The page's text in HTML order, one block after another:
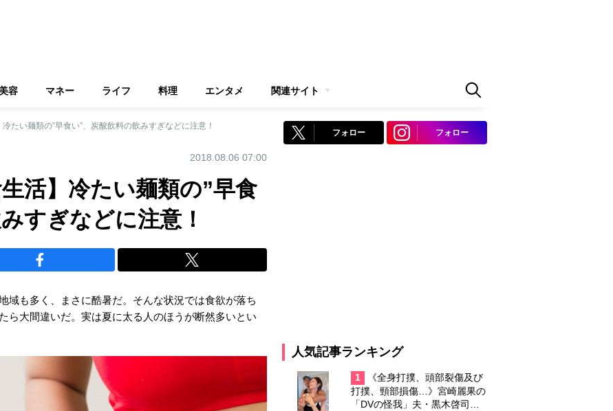
容 マネー ライフ 料理 エンタメ 関連サイト
冷たい麺類の”早食い”、炭酸飲料の飲みすぎなどに注意！
2018.08.06 07:00
活】冷たい麺類の”早食
すぎなどに注意！
域も多く、まさに酷暑だ。そんな状況では食欲が落ち
大間違いだ。実は夏に太る人のほうが断然多いとい
フォロー フォロー
人気記事ランキング
1
《全身打撲、頭部裂傷及び
打撲、頸部損傷…》宮崎麗果の
「DVの怪我」夫・黒木啓司の